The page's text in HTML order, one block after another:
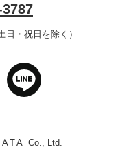
・祝日を除く）
Co., Ltd.